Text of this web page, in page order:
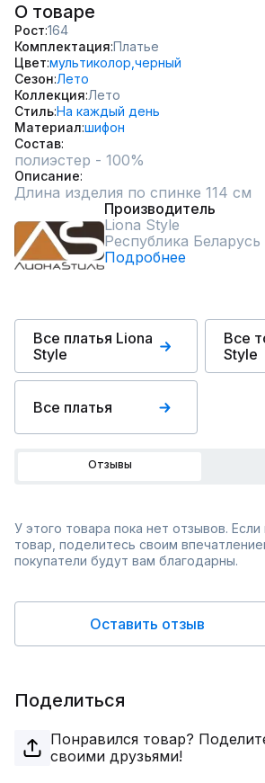
О товаре
Рост 164
Комплектация Платье
Цвет мультиколор, черный
Сезон Лето
Коллекция Лето
СтильНа каждый день
Материал шифон
Состав
полиэстер - 100%
Описание
Длина изделия по спинке 114 см
Производитель
Liona Style
Республика Беларусь
Подробнее
Все платья Liona
Style
Все
Style
Все платья
Отзывы
У этого товара пока нет отзывов. Если
товар, поделитесь своим
покупатели будут вам благодарны.
Оставить отзыв
Поделиться
Понравился товар?
своими друзьями!